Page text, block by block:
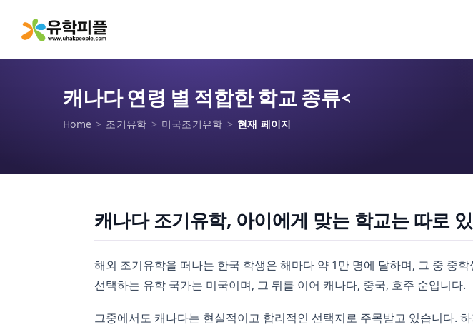
캐나다 연령 별 적합한 학교 종류<
Home > 조기유학 > 미국조기유학 > 현재 페이지
캐나다 조기유학, 아이에게 맞는 학교는 따로
해외 조기유학을 떠나는 한국 학생은 해마다 약 1만 명에 달하며, 그 중 중
선택하는 유학 국가는 미국이며, 그 뒤를 이어 캐나다, 중국, 호주 순입니다.
그중에서도 캐나다는 현실적이고 합리적인 선택지로 주목받고 있습니다.